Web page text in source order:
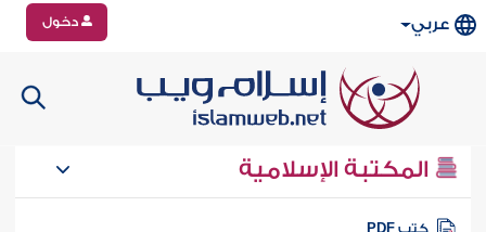
عربي دخول
المكتبة الإسلامية